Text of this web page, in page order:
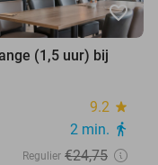
favorite_border
(1,5 uur) bij
9.2 star
2 min. directions_walk
Regulier €24,75